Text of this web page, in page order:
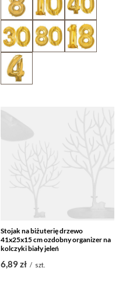
Stojak na biżuterię drzewo
41x25x15 cm ozdobny organizer na
kolczyki biały jeleń
6,89 zł / szt.